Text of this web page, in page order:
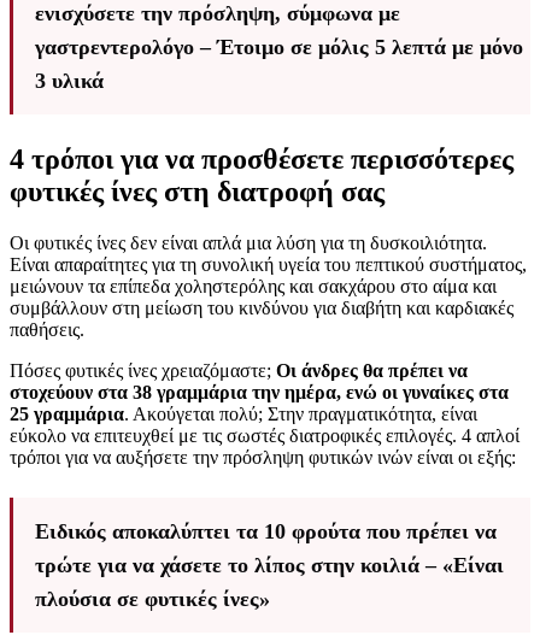
ενισχύσετε την πρόσληψη, σύμφωνα με
γαστρεντερολόγο – Έτοιμο σε μόλις 5 λεπτά με μόνο
3 υλικά
4 τρόποι για να προσθέσετε περισσότερες
φυτικές ίνες στη διατροφή σας
Οι φυτικές ίνες δεν είναι απλά μια λύση για τη δυσκοιλιότητα.
Είναι απαραίτητες για τη συνολική υγεία του πεπτικού συστήματος,
μειώνουν τα επίπεδα χοληστερόλης και σακχάρου στο αίμα και
συμβάλλουν στη μείωση του κινδύνου για διαβήτη και καρδιακές
παθήσεις.
Πόσες φυτικές ίνες χρειαζόμαστε; Οι άνδρες θα πρέπει να
στοχεύουν στα 38 γραμμάρια την ημέρα, ενώ οι γυναίκες στα
25 γραμμάρια. Ακούγεται πολύ; Στην πραγματικότητα, είναι
εύκολο να επιτευχθεί με τις σωστές διατροφικές επιλογές. 4 απλοί
τρόποι για να αυξήσετε την πρόσληψη φυτικών ινών είναι οι εξής:
Ειδικός αποκαλύπτει τα 10 φρούτα που πρέπει να
τρώτε για να χάσετε το λίπος στην κοιλιά – «Είναι
πλούσια σε φυτικές ίνες»